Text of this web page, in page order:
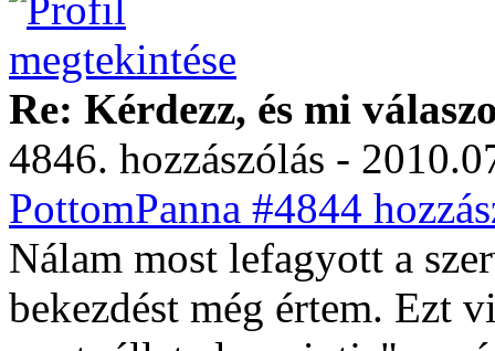
Re: Kérdezz, és mi
4846. hozzászólás -
PottomPanna #4844
Nálam most lefagyott a
bekezdést még értem. Ezt